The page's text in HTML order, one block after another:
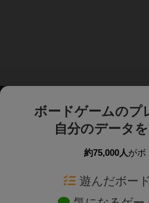
ボードゲームのプ
自分のデータ
約75,000人がボ
遊んだボー